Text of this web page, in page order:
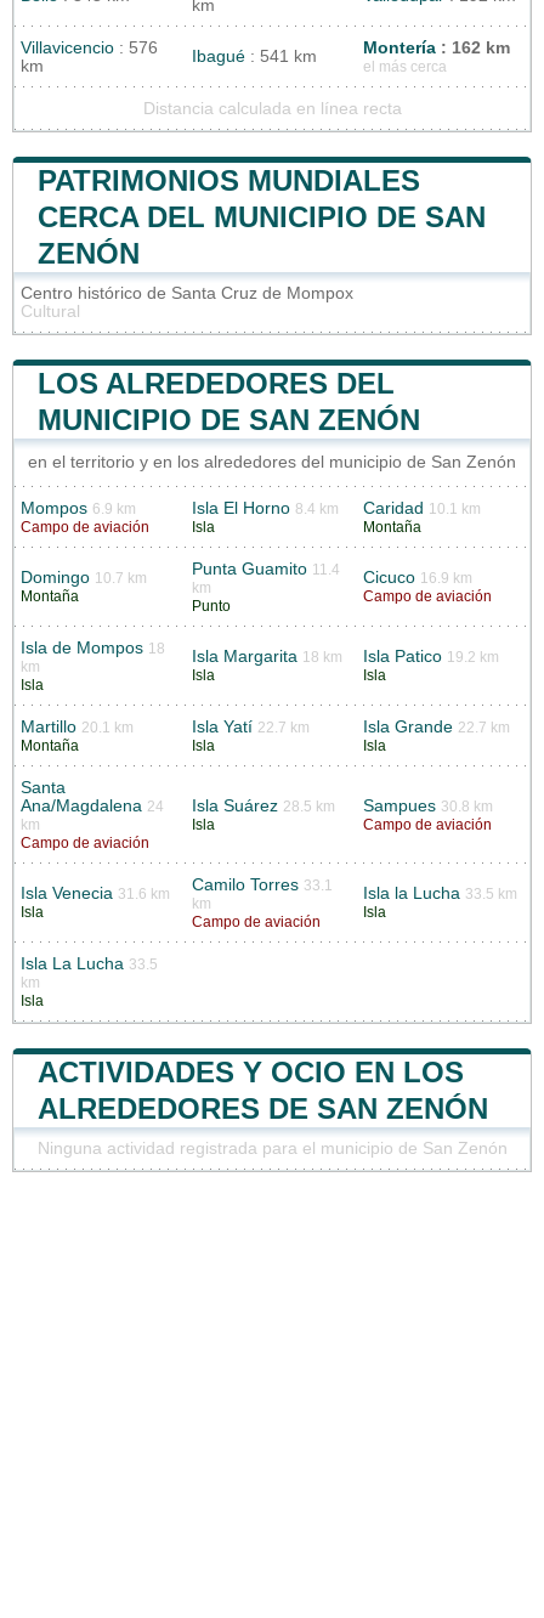
km
Villavicencio : 576
km
Ibagué : 541 km Montería : 162 km
el más cerca
Distancia calculada en línea recta
PATRIMONIOS MUNDIALES
CERCA DEL MUNICIPIO DE SAN
ZENÓN
Centro histórico de Santa Cruz de Mompox
Cultural
LOS ALREDEDORES DEL
MUNICIPIO DE SAN ZENÓN
en el territorio y en los alrededores del municipio de San Zenón
Mompos 6.9 km
Campo de aviación
Isla El Horno 8.4 km
Isla
Caridad 10.1 km
Montaña
Domingo 10.7 km
Montaña
Punta Guamito 11.4
km
Punto
Cicuco 16.9 km
Campo de aviación
Isla de Mompos 18
km
Isla
Isla Margarita 18 km
Isla
Isla Patico 19.2 km
Isla
Martillo 20.1 km
Montaña
Isla Yatí 22.7 km
Isla
Isla Grande 22.7 km
Isla
Santa
Ana/Magdalena 24
km
Campo de aviación
Isla Suárez 28.5 km
Isla
Sampues 30.8 km
Campo de aviación
Isla Venecia 31.6 km
Isla
Camilo Torres 33.1
km
Campo de aviación
Isla la Lucha 33.5 km
Isla
Isla La Lucha 33.5
km
Isla
ACTIVIDADES Y OCIO EN LOS
ALREDEDORES DE SAN ZENÓN
Ninguna actividad registrada para el municipio de San Zenón